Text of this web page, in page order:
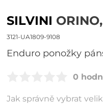
SILVINI
3121-UA1809-9108
enduro ponožky
0
Jak správně vybrat